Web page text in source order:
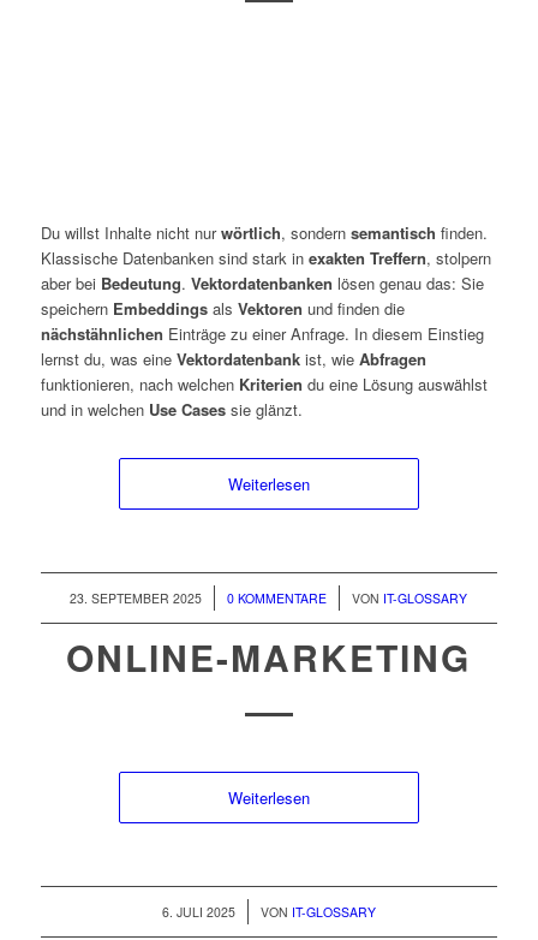
Du willst Inhalte nicht nurwörtlich, sondern semantisch finden.
Klassische Datenbanken sind stark in exakten Treffern, stolpern
aber bei Bedeutung. Vektordatenbanken lösen genau das: Sie
speichern Embeddingsals Vektoren und finden die
nächstähnlichen Einträge zu einer Anfrage. In diesem Einstieg
lernst du, was eine Vektordatenbankist, wie Abfragen
funktionieren, nach welchen Kriterien du eine Lösung auswählst
und in welchen Use Casessie glänzt.
Weiterlesen
23. SEPTEMBER 2025
/ 0 KOMMENTARE
/ VON IT-GLOSSARY
ONLINE-MARKETING
Weiterlesen
6. JULI 2025 VON IT-GLOSSARY